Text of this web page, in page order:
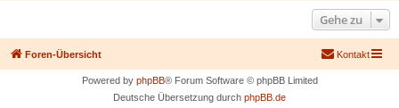
Gehe zu
Foren-Übersicht Kontakt
Powered by phpBB® Forum Software © phpBB Limited
Deutsche Übersetzung durch phpBB.de